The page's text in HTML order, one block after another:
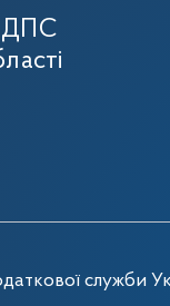
ДПС
служби